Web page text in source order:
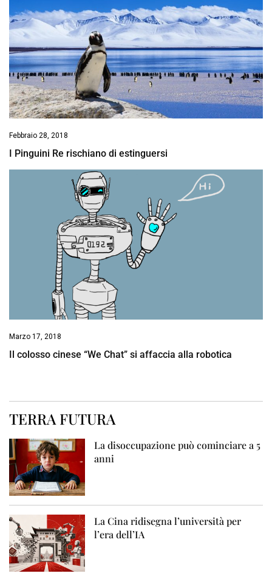
Febbraio 28, 2018
I Pinguini Re rischiano di estinguersi
Marzo 17, 2018
Il colosso cinese “We Chat” si affaccia alla robotica
TERRA FUTURA
La disoccupazione può cominciare a 5
anni
La Cina ridisegna l’università per
l’era dell’IA